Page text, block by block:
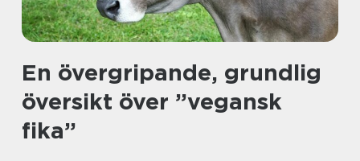
En övergripande, grundlig
översikt över ”vegansk
fika”